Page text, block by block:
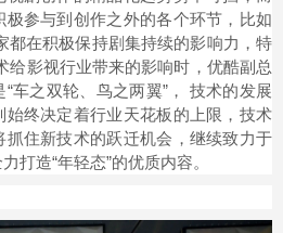
参与到创作之外的各个环节，比如
都在积极保持剧集持续的影响力，特
给影视行业带来的影响时，优酷副总
车之双轮、鸟之两翼”， 技术的发展
终决定着行业天花板的上限，技术
住新技术的跃迁机会，继续致力于
打造“年轻态”的优质内容。